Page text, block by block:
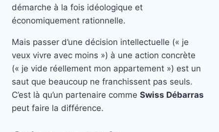
démarche à la fois idéologique et
économiquement rationnelle.
Mais passer d’une décision intellectuelle (« je
veux vivre avec moins ») à une action concrète
(« je vide réellement mon appartement ») est un
saut que beaucoup ne franchissent pas seuls.
C’est là qu’un partenaire comme Swiss Débarras
peut faire la différence.